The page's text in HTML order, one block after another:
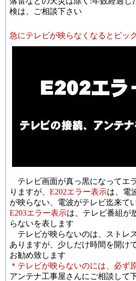
検は、ご相談下さい
急にテレビが映らなくなるとビッ
テレビ画面が真っ黒になってエ
りますが、 E202エラー表示は、電
が映らない、電波がテレビ迄来て
E203エラー表示は、テレビ番組が
らないを表します
テレビが映らないのは、ストレ
ありますが、少しだけ時間を開け
お勧め致します
＊テレビが映らないのには、必ず
アンテナ工事屋さんにご相談して